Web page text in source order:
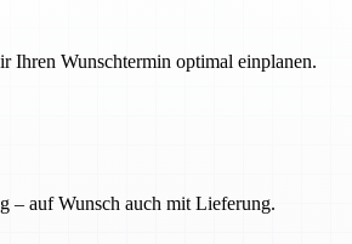
Ihren Wunschtermin optimal einplanen.
– auf Wunsch auch mit Lieferung.